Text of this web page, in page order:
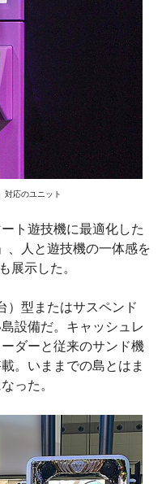
対応のユニット
ト遊技機に最適化した
、人と遊技機の一体感を
展示した。
）型またはサスペンド
設備だ。キャッシュレ
ダーと従来のサンド機
。いままでの島とはま
った。